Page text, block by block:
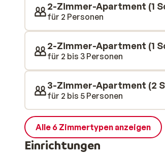
2-Zimmer-Apartment (1
für 2 Personen
2-Zimmer-Apartment (1
für 2 bis 3 Personen
3-Zimmer-Apartment (2
für 2 bis 5 Personen
Alle 6 Zimmertypen anzeigen
Einrichtungen